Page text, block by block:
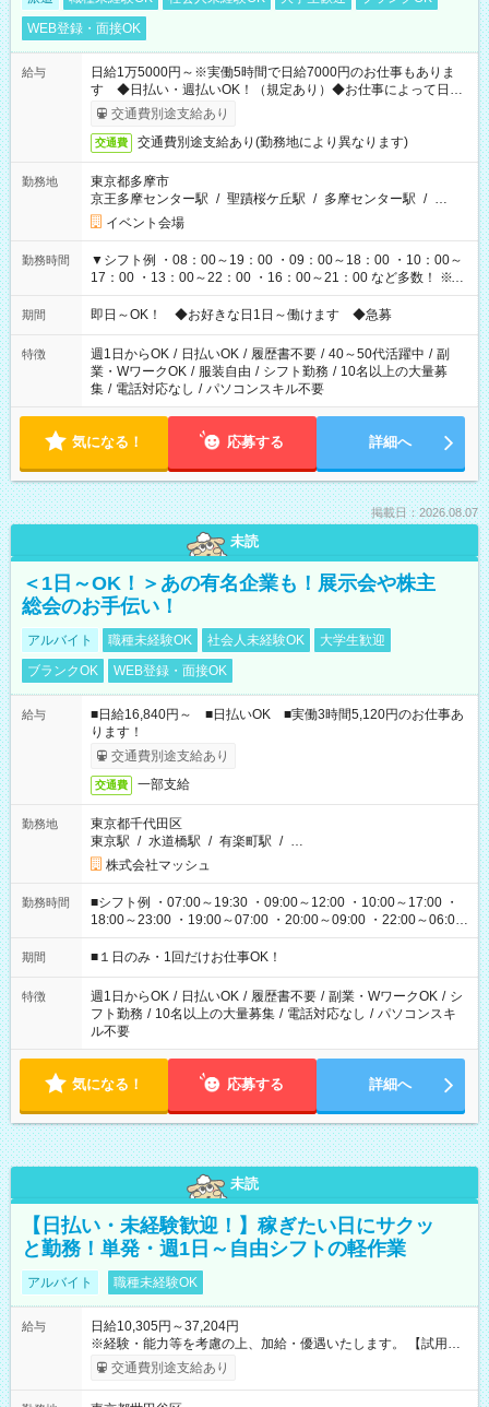
WEB登録・面接OK
給与
日給1万5000円～※実働5時間で日給7000円のお仕事もありま
す ◆日払い・週払いOK！（規定あり）◆お仕事によって日給
も異なります
交通費別途支給あり
交通費 交通費別途支給あり(勤務地により異なります)
勤務地
東京都多摩市
京王多摩センター駅 / 聖蹟桜ケ丘駅 / 多摩センター駅 / …
イベント会場
勤務時間
▼シフト例 ・08：00～19：00 ・09：00～18：00 ・10：00～
17：00 ・13：00～22：00 ・16：00～21：00 など多数！ ※お
仕事により勤務時間が異なります
期間 即日～OK！ ◆お好きな日1日～働けます ◆急募
特徴 週1日からOK / 日払いOK / 履歴書不要 / 40～50代活躍中 / 副
業・WワークOK / 服装自由 / シフト勤務 / 10名以上の大量募
集 / 電話対応なし / パソコンスキル不要
気になる！ 応募する 詳細へ
掲載日：2026.08.07
未読
＜1日～OK！＞あの有名企業も！展示会や株主
総会のお手伝い！
アルバイト 職種未経験OK 社会人未経験OK
大学生歓迎
ブランクOK
WEB登録・面接OK
給与
■日給16,840円～ ■日払いOK ■実働3時間5,120円のお仕事あ
ります！
交通費別途支給あり
交通費 一部支給
勤務地
東京都千代田区
東京駅 / 水道橋駅 / 有楽町駅 / …
株式会社マッシュ
勤務時間
■シフト例 ・07:00～19:30 ・09:00～12:00 ・10:00～17:00 ・
18:00～23:00 ・19:00～07:00 ・20:00～09:00 ・22:00～06:00
etc ★最短で3時間で5,120円のお仕事から 15時間で2万円近く稼
げるお仕事も！ ご希望のお時間に合わせてご紹介！ ※シフトは
ください！
期間 ■１日のみ・1回だけお仕事OK！
特徴 週1日からOK / 日払いOK / 履歴書不要 / 副業・WワークOK / シ
フト勤務 / 10名以上の大量募集 / 電話対応なし / パソコンスキ
ル不要
気になる！ 応募する 詳細へ
未読
【日払い・未経験歓迎！】稼ぎたい日にサクッ
と勤務！単発・週1日～自由シフトの軽作業
アルバイト 職種未経験OK
給与
日給10,305円～37,204円
※経験・能力等を考慮の上、加給・優遇いたします。 【試用期
間】試用期間なし
交通費別途支給あり